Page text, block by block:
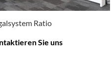
Ratio
Sie uns